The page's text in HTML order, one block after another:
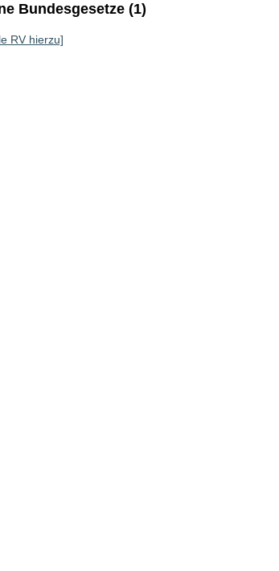
Bundesgesetze (1)
RV hierzu]